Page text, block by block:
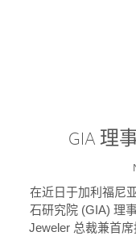
GIA 理
在近日于加利福尼
石研究院 (GIA) 理
Jeweler 总裁兼首